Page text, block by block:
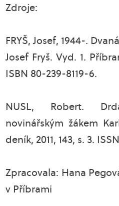
Zdroje:
FRYŠ, Josef, 1944-.
Josef Fryš. Vyd. 1.
ISBN 80-239-8119-6.
NUSL, Robert.
novinářským žákem
deník, 2011, 143, s. 3.
Zpracovala: Hana
v Příbrami